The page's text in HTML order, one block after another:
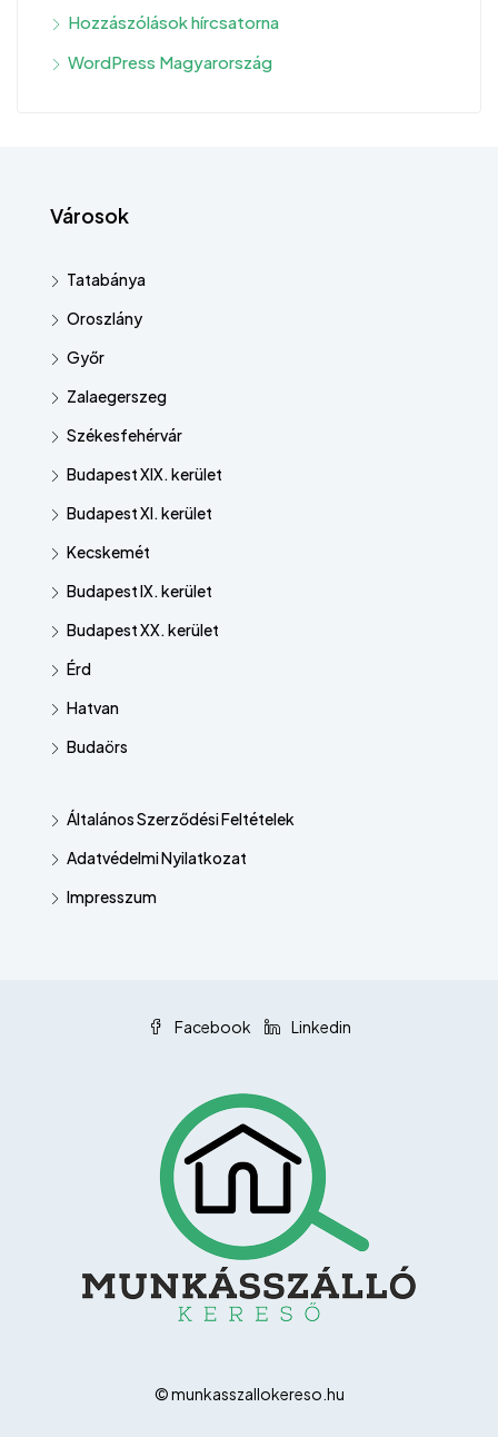
Hozzászólások hírcsatorna
WordPress Magyarország
Városok
Tatabánya
Oroszlány
Győr
Zalaegerszeg
Székesfehérvár
Budapest XIX. kerület
Budapest XI. kerület
Kecskemét
Budapest IX. kerület
Budapest XX. kerület
Érd
Hatvan
Budaörs
Általános Szerződési Feltételek
Adatvédelmi Nyilatkozat
Impresszum
Facebook Linkedin
© munkasszallokereso.hu